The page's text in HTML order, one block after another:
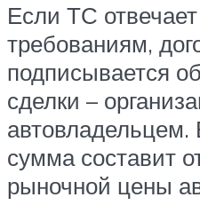
Если ТС
требованиям,
подписывается
сделки –
сумма составит
рыночной цены